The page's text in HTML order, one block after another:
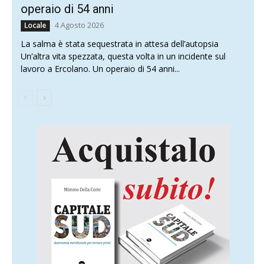
operaio di 54 anni
Locale 4 Agosto 2026
La salma è stata sequestrata in attesa dell’autopsia
Un’altra vita spezzata, questa volta in un incidente sul
lavoro a Ercolano. Un operaio di 54 anni...